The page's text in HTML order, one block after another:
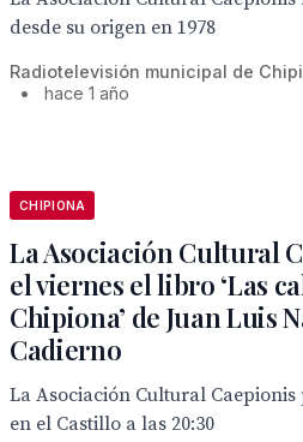
desde su origen en 1978
Radiotelevisión municipal de
•
hace 1 año
CHIPIONA
La Asociación Cultural
el viernes el libro ‘Las
Chipiona’ de Juan Luis
Cadierno
La Asociación Cultural Caepionis
en el Castillo a las 20:30